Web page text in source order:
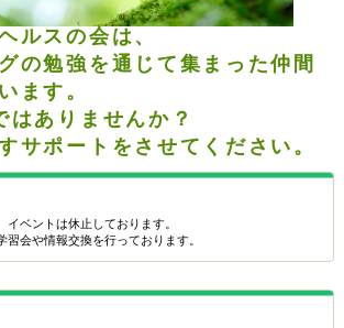
ルスの会は、
の勉強を通じて集まった仲間
ます。
はありませんか？
サポートをさせてください。
ベントは休止しております。
会や情報交換を行っております。